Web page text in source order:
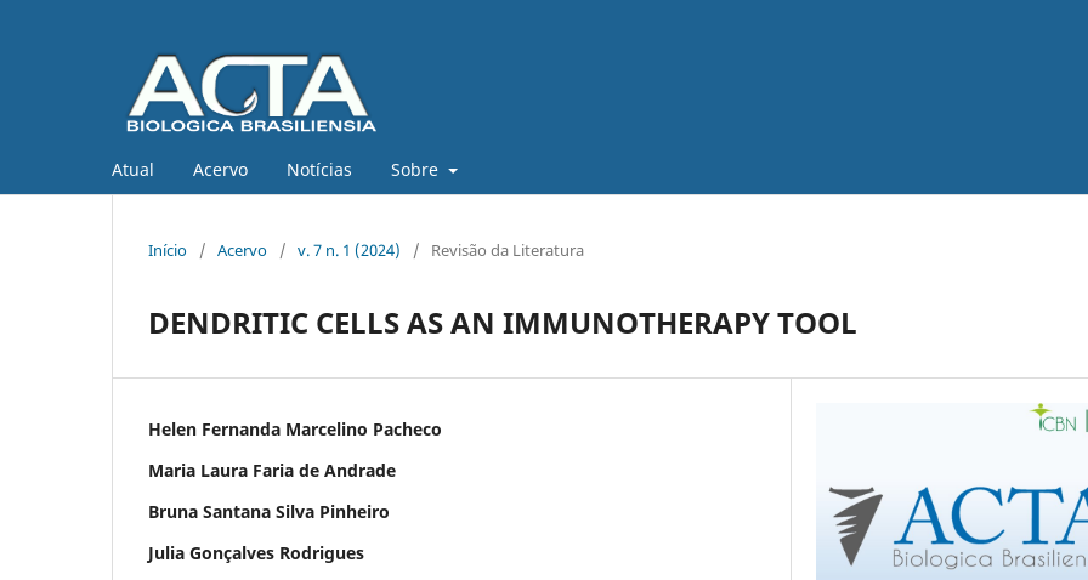
Atual Acervo Notícias Sobre
Início / Acervo / v. 7 n. 1 (2024) / Revisão da Literatura
DENDRITIC CELLS AS AN IMMUNOTHERAPY TOOL
Helen Fernanda Marcelino Pacheco
Maria Laura Faria de Andrade
Bruna Santana Silva Pinheiro
Julia Gonçalves Rodrigues